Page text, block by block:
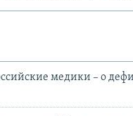
медики – о